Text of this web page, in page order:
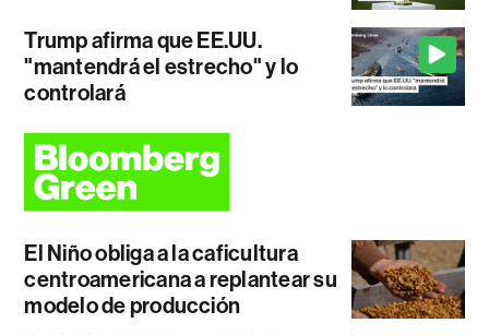
Trump afirma que EE.UU.
"mantendrá el estrecho" y lo
controlará
El Niño obliga a la caficultura
centroamericana a replantear su
modelo de producción